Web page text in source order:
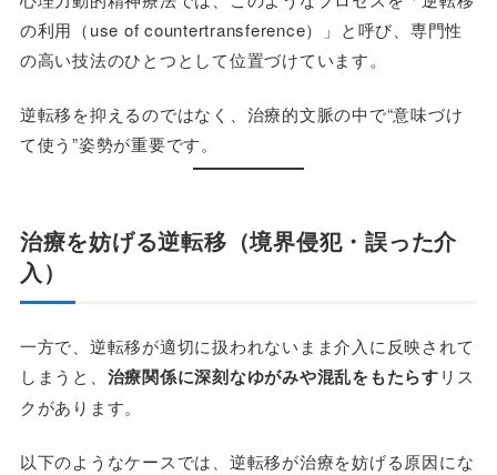
の利用（use of countertransference）」と呼び、専門性
の高い技法のひとつとして位置づけています。
逆転移を抑えるのではなく、治療的文脈の中で“意味づけ
て使う”姿勢が重要です。
治療を妨げる逆転移（境界侵犯・誤った介
入）
一方で、逆転移が適切に扱われないまま介入に反映されて
しまうと、 治療関係に深刻なゆがみや混乱をもたらすリス
クがあります。
以下のようなケースでは、逆転移が治療を妨げる原因にな